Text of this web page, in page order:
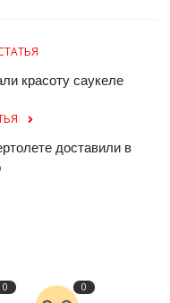
красоту саукеле
доставили в
0 0